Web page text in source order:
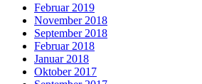
Februar 2019
November 2018
September 2018
Februar 2018
Januar 2018
Oktober 2017